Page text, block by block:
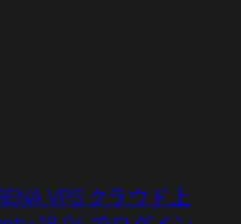
VPS クラウド上